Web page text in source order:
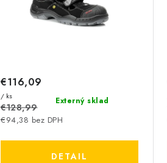
r
u
k
t
Externý sklad
€94,38 bez DPH
€116,09
/ ks
€128,99
DETAIL